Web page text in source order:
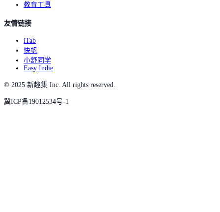
教育工具
友情链接
iTab
快帆
小舒同学
Easy Indie
© 2025 新趣集 Inc. All rights reserved.
冀ICP备19012534号-1